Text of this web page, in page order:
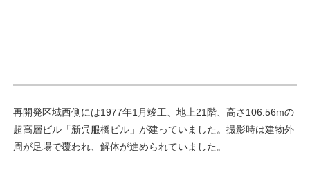
再開発区域西側には1977年1月竣工、地上21階、高さ106.56mの
超高層ビル「新呉服橋ビル」が建っていました。撮影時は建物外
周が足場で覆われ、解体が進められていました。